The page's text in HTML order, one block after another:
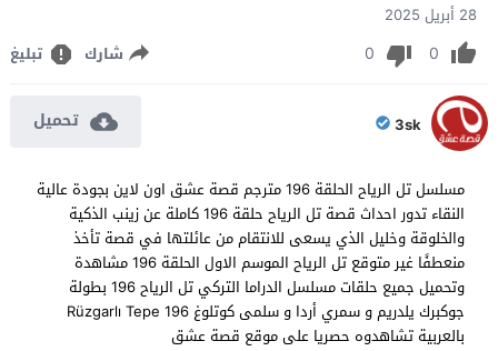
28 أبريل 2025
0
0 شارك تبليغ
3sk تحميل
مسلسل تل الرياح الحلقة 196 مترجم قصة عشق اون لاين بجودة عالية
النقاء تدور احداث قصة تل الرياح حلقة 196 كاملة عن زينب الذكية
والخلوقة وخليل الذي يسعى للانتقام من عائلتها في قصة تأخذ
منعطفًا غير متوقع تل الرياح الموسم الاول الحلقة 196 مشاهدة
وتحميل جميع حلقات مسلسل الدراما التركي تل الرياح 196 بطولة
جوكبرك يلدريم و سمري أردا و سلمى كوتلوغ Rüzgarlı Tepe 196
بالعربية تشاهدوه حصريا على موقع قصة عشق